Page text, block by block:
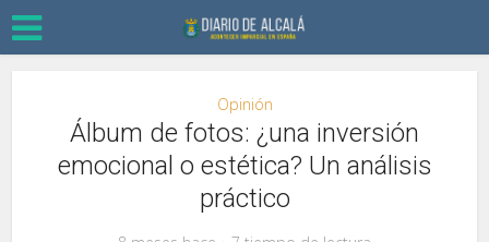
Opinión
Álbum de fotos: ¿una inversión
emocional o estética? Un análisis
práctico